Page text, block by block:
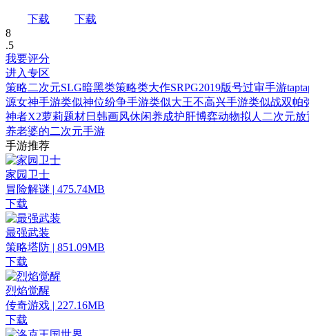
下载
下载
8
.5
我要评分
进入专区
策略二次元SLG暗黑类策略类大作SRPG2019版号过审手游
源女神手游类似神位纷争手游类似大王不高兴手游类似战双帕
神者X2萝莉题材日韩画风休闲养成护肝博弈动物拟人 二次元放
养老婆的二次元手游
手游推荐
家园卫士
冒险解谜 | 475.74MB
下载
最强武装
策略塔防 | 851.09MB
下载
烈焰觉醒
传奇游戏 | 227.16MB
下载